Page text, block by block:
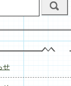
せ